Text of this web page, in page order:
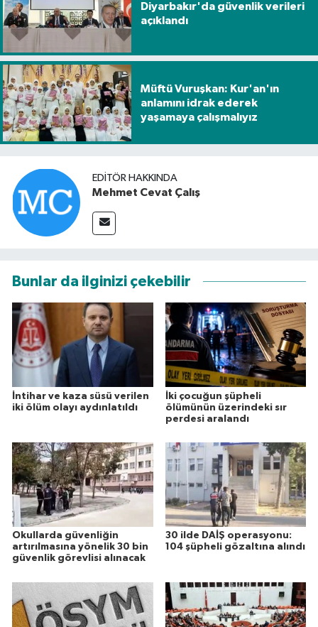
Diyarbakır'da güvenlik verileri
açıklandı
Müftü Vuruşkan: Kur'an'ın
anlamını idrak ederek
yaşamaya çalışmalıyız
EDITÖR HAKKINDA
Mehmet Cevat Çalış
Bunlar da ilginizi çekebilir
İntihar ve kaza süsü verilen
iki ölüm olayı aydınlatıldı
İki çocuğun şüpheli
ölümünün üzerindeki sır
perdesi aralandı
Okullarda güvenliğin
artırılmasına yönelik 30 bin
güvenlik görevlisi alınacak
30 ilde DAİŞ operasyonu:
104 şüpheli gözaltına alındı